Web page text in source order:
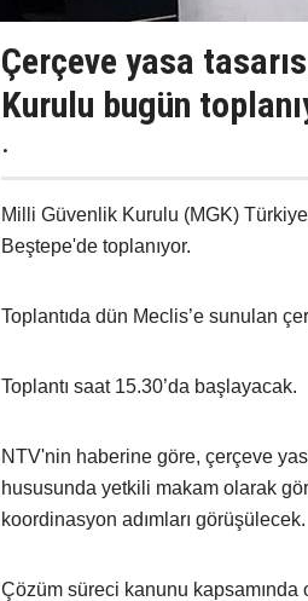
Çerçeve yasa
Kurulu bugün
.
Milli Güvenlik Kurulu (MGK)
Beştepe'de toplanıyor.
Toplantıda dün Meclis’e sunulan
Toplantı saat 15.30’da başlayacak.
NTV'nin haberine göre, çerçeve
hususunda yetkili makam olarak
koordinasyon adımları görüşülecek.
Çözüm süreci kanunu kapsamında